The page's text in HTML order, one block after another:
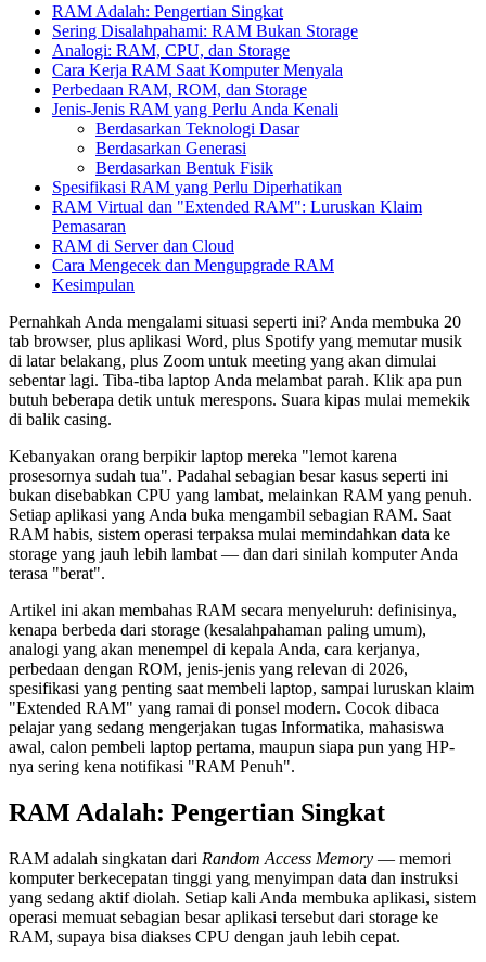
RAM Adalah: Pengertian Singkat
Sering Disalahpahami: RAM Bukan Storage
Analogi: RAM, CPU, dan Storage
Cara Kerja RAM Saat Komputer Menyala
Perbedaan RAM, ROM, dan Storage
Jenis-Jenis RAM yang Perlu Anda Kenali
Berdasarkan Teknologi Dasar
Berdasarkan Generasi
Berdasarkan Bentuk Fisik
Spesifikasi RAM yang Perlu Diperhatikan
RAM Virtual dan "Extended RAM": Luruskan Klaim
Pemasaran
RAM di Server dan Cloud
Cara Mengecek dan Mengupgrade RAM
Kesimpulan
Pernahkah Anda mengalami situasi seperti ini? Anda membuka 20
tab browser, plus aplikasi Word, plus Spotify yang memutar musik
di latar belakang, plus Zoom untuk meeting yang akan dimulai
sebentar lagi. Tiba-tiba laptop Anda melambat parah. Klik apa pun
butuh beberapa detik untuk merespons. Suara kipas mulai memekik
di balik casing.
Kebanyakan orang berpikir laptop mereka "lemot karena
prosesornya sudah tua". Padahal sebagian besar kasus seperti ini
bukan disebabkan CPU yang lambat, melainkan RAM yang penuh.
Setiap aplikasi yang Anda buka mengambil sebagian RAM. Saat
RAM habis, sistem operasi terpaksa mulai memindahkan data ke
storage yang jauh lebih lambat — dan dari sinilah komputer Anda
terasa "berat".
Artikel ini akan membahas RAM secara menyeluruh: definisinya,
kenapa berbeda dari storage (kesalahpahaman paling umum),
analogi yang akan menempel di kepala Anda, cara kerjanya,
perbedaan dengan ROM, jenis-jenis yang relevan di 2026,
spesifikasi yang penting saat membeli laptop, sampai luruskan klaim
"Extended RAM" yang ramai di ponsel modern. Cocok dibaca
pelajar yang sedang mengerjakan tugas Informatika, mahasiswa
awal, calon pembeli laptop pertama, maupun siapa pun yang HP-
nya sering kena notifikasi "RAM Penuh".
RAM Adalah: Pengertian Singkat
RAM adalah singkatan dari Random Access Memory — memori
komputer berkecepatan tinggi yang menyimpan data dan instruksi
yang sedang aktif diolah. Setiap kali Anda membuka aplikasi, sistem
operasi memuat sebagian besar aplikasi tersebut dari storage ke
RAM, supaya bisa diakses CPU dengan jauh lebih cepat.